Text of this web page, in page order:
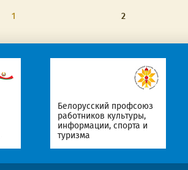
1 2
Белорусский профсоюз
работников культуры,
информации, спорта и
туризма